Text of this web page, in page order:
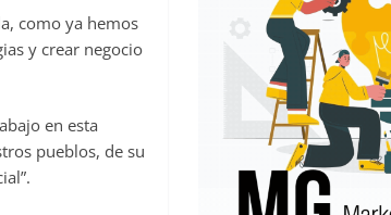
como ya hemos
y crear negocio
en esta
pueblos, de su